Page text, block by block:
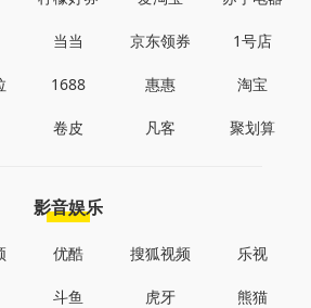
当当 京东领券 1号店
1688 惠惠 淘宝
卷皮 凡客 聚划算
影音娱乐
优酷 搜狐视频 乐视
斗鱼 虎牙 熊猫